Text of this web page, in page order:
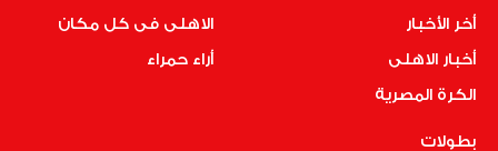
أخر الأخبار
أخبار الاهلى
الكرة المصرية
الاهلى فى كل مكان
أراء حمراء
بطولات